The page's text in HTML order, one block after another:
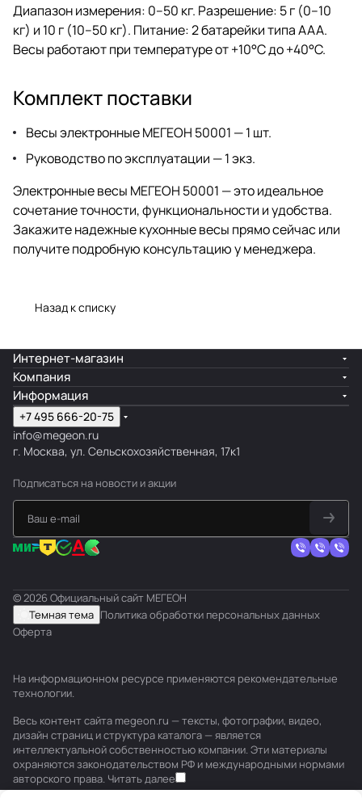
Диапазон измерения: 0–50 кг. Разрешение: 5 г (0–10
кг) и 10 г (10–50 кг). Питание: 2 батарейки типа ААА.
Весы работают при температуре от +10°C до +40°C.
Комплект поставки
Весы электронные МЕГЕОН 50001 — 1 шт.
Руководство по эксплуатации — 1 экз.
Электронные весы МЕГЕОН 50001 — это идеальное
сочетание точности, функциональности и удобства.
Закажите надежные кухонные весы прямо сейчас или
получите подробную консультацию у менеджера.
Назад к списку
Интернет-магазин
Компания
Информация
+7 495 666-20-75
info@megeon.ru
г. Москва, ул. Сельскохозяйственная, 17к1
Подписаться на новости и акции
© 2026 Официальный сайт МЕГЕОН
Темная тема Политика обработки персональных данных
Оферта
На информационном ресурсе применяются рекомендательные
технологии.
Весь контент сайта megeon.ru — тексты, фотографии, видео,
дизайн страниц и структура каталога — является
интеллектуальной собственностью компании. Эти материалы
охраняются законодательством РФ и международными нормами
авторского права. Читать далее